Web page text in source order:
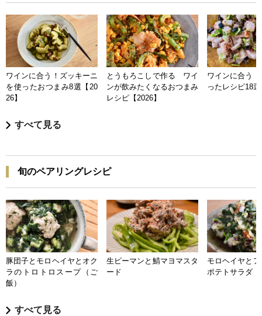
ワインに合う！ズッキーニ
を使ったおつまみ8選【20
26】
とうもろこしで作る ワイ
ンが飲みたくなるおつまみ
レシピ【2026】
ワインに合う
ったレシピ18
すべて見る
旬のペアリングレシピ
豚団子とモロヘイヤとオク
ラのトロトロスープ（ご
飯）
生ピーマンと鯖マヨマスタ
ード
モロヘイヤと
ポテトサラダ
すべて見る